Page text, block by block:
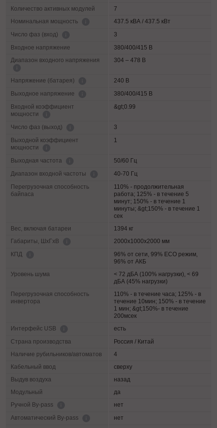
Количество активных модулей
7
Номинальная мощность
437.5 кВА / 437.5 кВт
Число фаз (вход)
3
Входное напряжение
380/400/415 В
Диапазон входного напряжения
304 – 478 В
Напряжение (батарея)
240 В
Выходное напряжение
380/400/415 В
Входной коэффициент
мощности
&gt;0.99
Число фаз (выход)
3
Выходной коэффициент
мощности
1
Выходная частота
50/60 Гц
Диапазон входной частоты
40-70 Гц
Перегрузочная способность
байпаса
110% - продолжительная
работа; 125% - в течение 5
минут; 150% - в течение 1
минуты; &gt;150% - в течение 1
сек
Вес, включая батареи
1394 кг
Габариты, ШхГхВ
2000х1000х2000 мм
КПД
96% от сети, 99% ECO режим,
96% от АКБ
Уровень шума
< 72 дБА (100% нагрузки), < 69
дБА (45% нагрузки)
Перегрузочная способность
инвертора
110% - в течение часа; 125% - в
течение 10мин; 150% - в течение
1 мин; &gt;150%- в течение
200мсек
Интерфейс USB
есть
Страна производства
Россия / Китай
Наличие рубильников/автоматов
4
Кабельный ввод
сверху
Выдув воздуха
назад
Модульный
да
Ручной By-pass
нет
Автоматический By-pass
нет